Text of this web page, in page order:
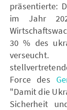
präsentierte:
im Jahr
30 % des
Force des
"Damit die
Sicherheit